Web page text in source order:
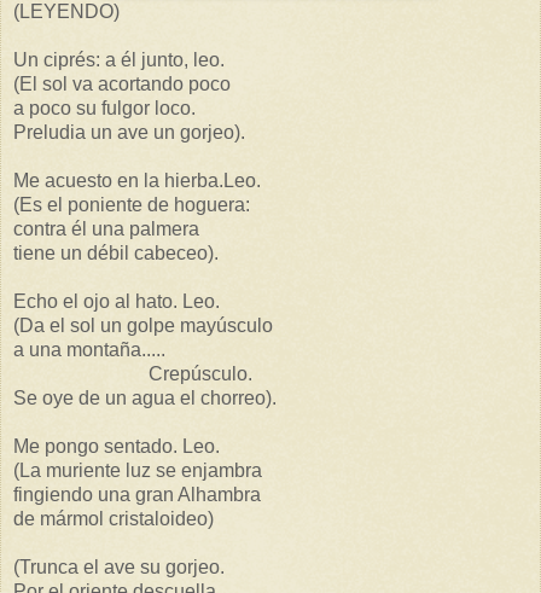
(LEYENDO)
Un ciprés: a él junto, leo.
(El sol va acortando poco
a poco su fulgor loco.
Preludia un ave un gorjeo).
Me acuesto en la hierba.Leo.
(Es el poniente de hoguera:
contra él una palmera
tiene un débil cabeceo).
Echo el ojo al hato. Leo.
(Da el sol un golpe mayúsculo
a una montaña.....
Crepúsculo.
Se oye de un agua el chorreo).
Me pongo sentado. Leo.
(La muriente luz se enjambra
fingiendo una gran Alhambra
de mármol cristaloideo)
(Trunca el ave su gorjeo.